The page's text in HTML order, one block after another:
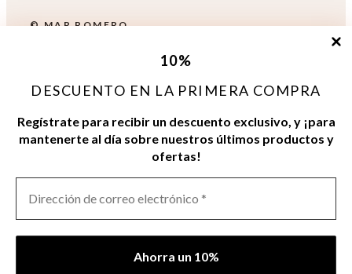
10%
DESCUENTO EN LA PRIMERA COMPRA
Regístrate para recibir un descuento exclusivo, y ¡para
mantenerte al día sobre nuestros últimos productos y
ofertas!
© MAR ROMERO